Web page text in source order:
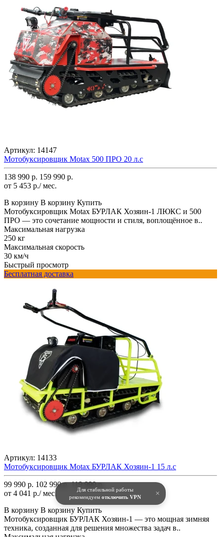
Для стабильной работы
рекомендуем отключить VPN ×
Артикул: 14147
Мотобуксировщик Motax 500 ПРО 20 л.с
138 990 р. 159 990 р.
от 5 453 р./ мес.
В корзину В корзину Купить
Мотобуксировщик Motax БУРЛАК Хозяин-1 ЛЮКС и 500
ПРО — это сочетание мощности и стиля, воплощённое в..
Максимальная нагрузка
250 кг
Максимальная скорость
30 км/ч
Быстрый просмотр
Бесплатная доставка
Артикул: 14133
Мотобуксировщик Motax БУРЛАК Хозяин-1 15 л.с
99 990 р. 102 990 р. 119 990 р.
от 4 041 р./ мес.
В корзину В корзину Купить
Мотобуксировщик БУРЛАК Хозяин-1 — это мощная зимняя
техника, созданная для решения множества задач в..